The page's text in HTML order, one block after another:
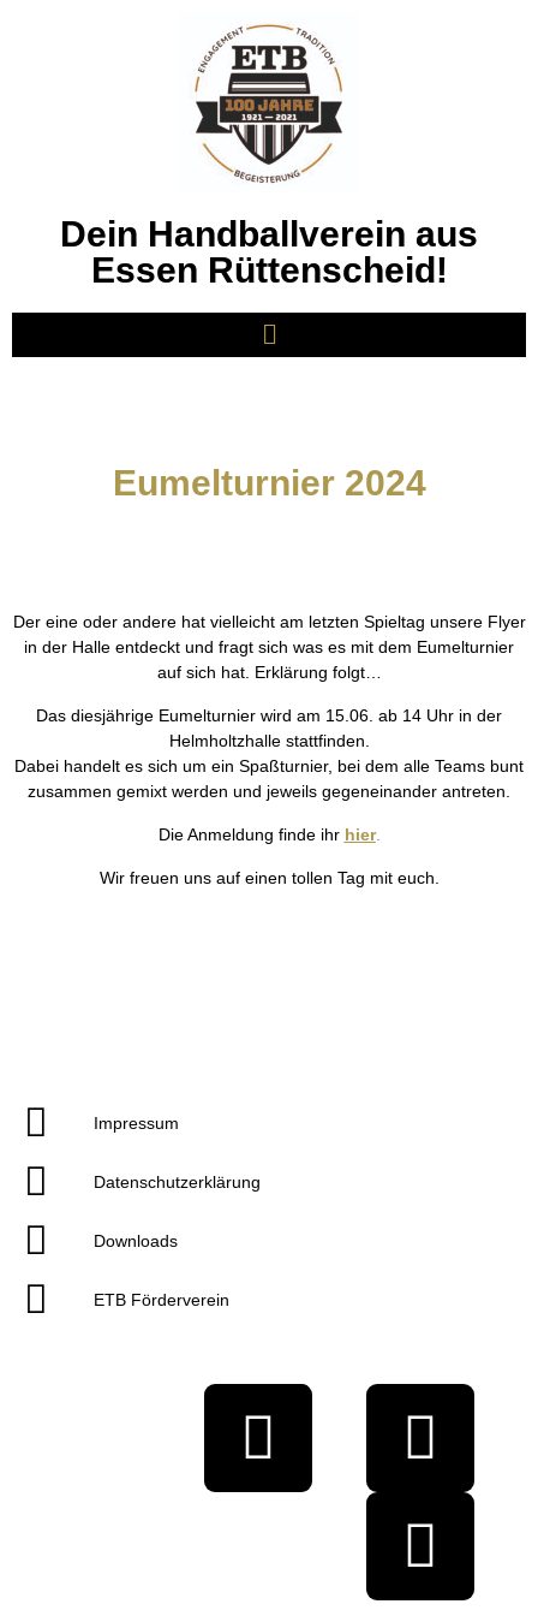
Dein Handballverein aus
Essen Rüttenscheid!
Eumelturnier 2024
Der eine oder andere hat vielleicht am letzten Spieltag unsere Flyer
in der Halle entdeckt und fragt sich was es mit dem Eumelturnier
auf sich hat. Erklärung folgt…
Das diesjährige Eumelturnier wird am 15.06. ab 14 Uhr in der
Helmholtzhalle stattfinden.
Dabei handelt es sich um ein Spaßturnier, bei dem alle Teams bunt
zusammen gemixt werden und jeweils gegeneinander antreten.
Die Anmeldung finde ihr hier.
Wir freuen uns auf einen tollen Tag mit euch.
Impressum
Datenschutzerklärung
Downloads
ETB Förderverein